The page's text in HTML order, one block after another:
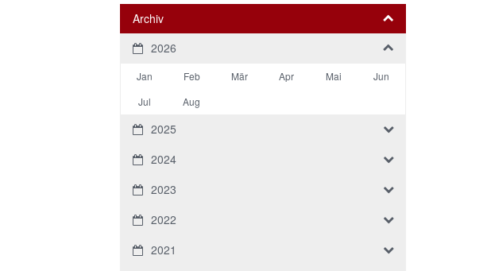
Archiv
2026
Jan Feb Mär Apr Mai
Jun
Jul
Aug
2025
2024
2023
2022
2021